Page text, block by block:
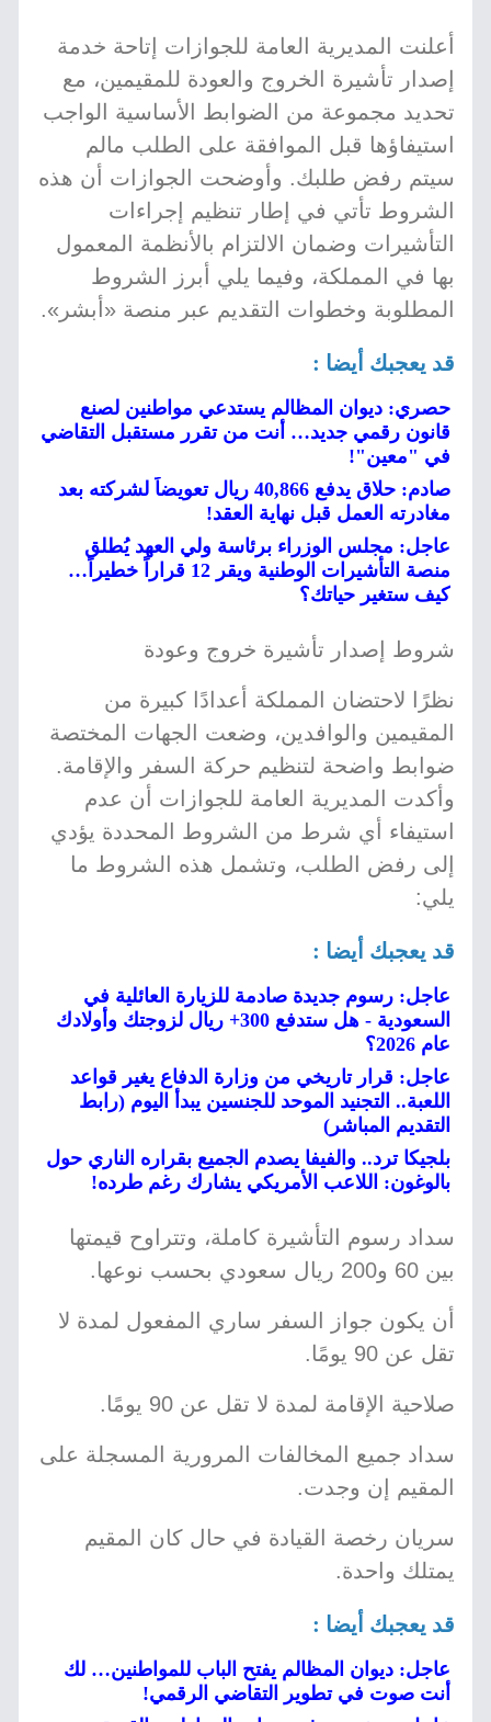
أعلنت المديرية العامة للجوازات إتاحة خدمة
إصدار تأشيرة الخروج والعودة للمقيمين، مع
تحديد مجموعة من الضوابط الأساسية الواجب
استيفاؤها قبل الموافقة على الطلب مالم
سيتم رفض طلبك. وأوضحت الجوازات أن هذه
الشروط تأتي في إطار تنظيم إجراءات
التأشيرات وضمان الالتزام بالأنظمة المعمول
بها في المملكة، وفيما يلي أبرز الشروط
المطلوبة وخطوات التقديم عبر منصة «أبشر».
قد يعجبك أيضا :
حصري: ديوان المظالم يستدعي مواطنين لصنع
قانون رقمي جديد… أنت من تقرر مستقبل التقاضي
في "معين"!
صادم: حلاق يدفع 40,866 ريال تعويضاً لشركته بعد
مغادرته العمل قبل نهاية العقد!
عاجل: مجلس الوزراء برئاسة ولي العهد يُطلق
منصة التأشيرات الوطنية ويقر 12 قراراً خطيراً…
كيف ستغير حياتك؟
شروط إصدار تأشيرة خروج وعودة
نظرًا لاحتضان المملكة أعدادًا كبيرة من
المقيمين والوافدين، وضعت الجهات المختصة
ضوابط واضحة لتنظيم حركة السفر والإقامة.
وأكدت المديرية العامة للجوازات أن عدم
استيفاء أي شرط من الشروط المحددة يؤدي
إلى رفض الطلب، وتشمل هذه الشروط ما
يلي:
قد يعجبك أيضا :
عاجل: رسوم جديدة صادمة للزيارة العائلية في
السعودية - هل ستدفع 300+ ريال لزوجتك وأولادك
عام 2026؟
عاجل: قرار تاريخي من وزارة الدفاع يغير قواعد
اللعبة.. التجنيد الموحد للجنسين يبدأ اليوم (رابط
التقديم المباشر)
بلجيكا ترد.. والفيفا يصدم الجميع بقراره الناري حول
بالوغون: اللاعب الأمريكي يشارك رغم طرده!
سداد رسوم التأشيرة كاملة، وتتراوح قيمتها
بين 60 و200 ريال سعودي بحسب نوعها.
أن يكون جواز السفر ساري المفعول لمدة لا
تقل عن 90 يومًا.
صلاحية الإقامة لمدة لا تقل عن 90 يومًا.
سداد جميع المخالفات المرورية المسجلة على
المقيم إن وجدت.
سريان رخصة القيادة في حال كان المقيم
يمتلك واحدة.
قد يعجبك أيضا :
عاجل: ديوان المظالم يفتح الباب للمواطنين… لك
أنت صوت في تطوير التقاضي الرقمي!